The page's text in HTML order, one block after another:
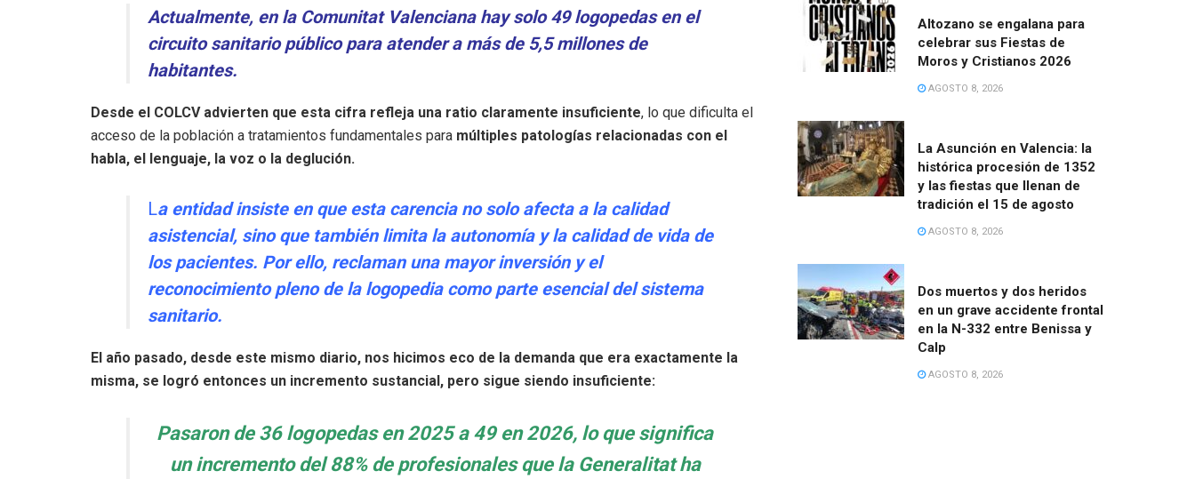
Actualmente, en la Comunitat Valenciana hay solo 49 logopedas en el
circuito sanitario público para atender a más de 5,5 millones de
habitantes.
Desde el COLCV advierten que esta cifra refleja una ratio claramente insuficiente, lo que dificulta el
acceso de la población a tratamientos fundamentales para múltiples patologías relacionadas con el
habla, el lenguaje, la voz o la deglución.
La entidad insiste en que esta carencia no solo afecta a la calidad
asistencial, sino que también limita la autonomía y la calidad de vida de
los pacientes. Por ello, reclaman una mayor inversión y el
reconocimiento pleno de la logopedia como parte esencial del sistema
sanitario.
El año pasado, desde este mismo diario, nos hicimos eco de la demanda que era exactamente la
misma, se logró entonces un incremento sustancial, pero sigue siendo insuficiente:
Pasaron de 36 logopedas en 2025 a 49 en 2026, lo que significa
un incremento del 88% de profesionales que la Generalitat ha
Altozano se engalana para
celebrar sus Fiestas de
Moros y Cristianos 2026
AGOSTO 8, 2026
La Asunción en Valencia: la
histórica procesión de 1352
y las fiestas que llenan de
tradición el 15 de agosto
AGOSTO 8, 2026
Dos muertos y dos heridos
en un grave accidente frontal
en la N-332 entre Benissa y
Calp
AGOSTO 8, 2026